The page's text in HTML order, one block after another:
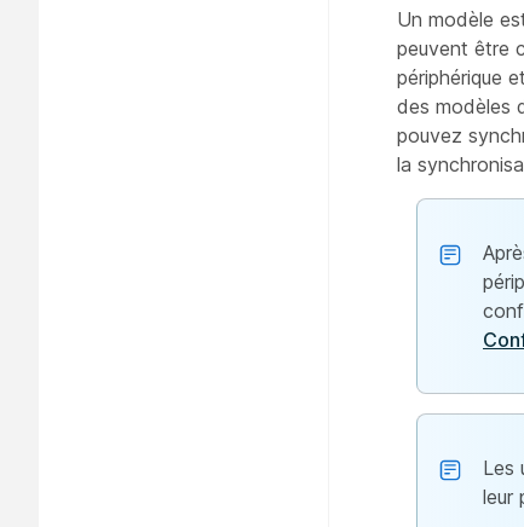
Un modèle
peuvent être
périphérique
des modèles
pouvez
la
Les
leur